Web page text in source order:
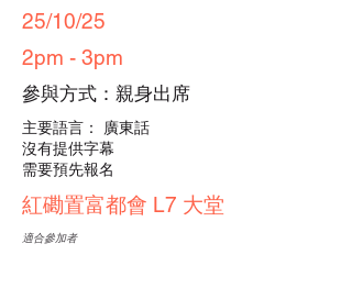
25/10/25
2pm - 3pm
參與方式：親身出席
主要語言： 廣東話
沒有提供字幕
需要預先報名
紅磡置富都會 L7 大堂
適合參加者